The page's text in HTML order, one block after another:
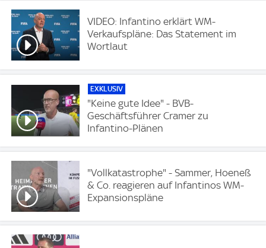
VIDEO: Infantino erklärt WM-
Verkaufspläne: Das Statement im
Wortlaut
EXKLUSIV
"Keine gute Idee" - BVB-
Geschäftsführer Cramer zu
Infantino-Plänen
"Vollkatastrophe" - Sammer, Hoeneß
& Co. reagieren auf Infantinos WM-
Expansionspläne